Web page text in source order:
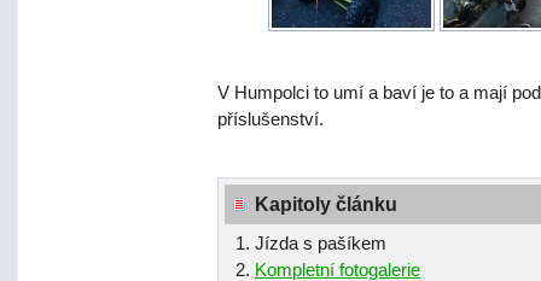
V Humpolci to umí a baví je to a mají
příslušenství.
Kapitoly článku
Jízda s pašíkem
Kompletní fotogalerie